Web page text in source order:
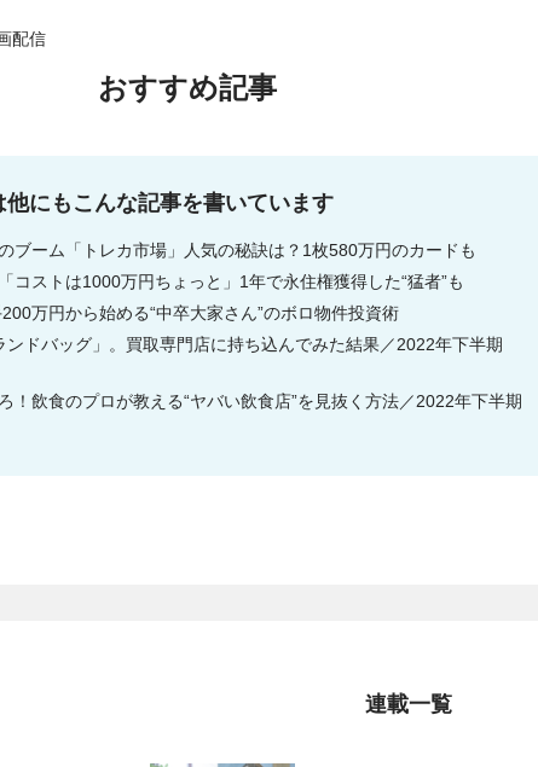
配信
おすすめ記事
にもこんな記事を書いています
ブーム「トレカ市場」人気の秘訣は？1枚580万円のカードも
コストは1000万円ちょっと」1年で永住権獲得した“猛者”も
万円から始める“中卒大家さん”のボロ物件投資術
ンドバッグ」。買取専門店に持ち込んでみた結果／2022年下半期
！飲食のプロが教える“ヤバい飲食店”を見抜く方法／2022年下半期
連載一覧